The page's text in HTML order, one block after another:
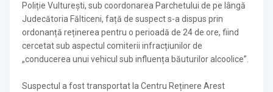
Poliție Vulturești, sub coordonarea Parchetului de pe lângă
Judecătoria Fălticeni, față de suspect s-a dispus prin
ordonanță reținerea pentru o perioadă de 24 de ore, fiind
cercetat sub aspectul comiterii infracțiunilor de
„conducerea unui vehicul sub influența băuturilor alcoolice”.
Suspectul a fost transportat la Centru Reținere Arest